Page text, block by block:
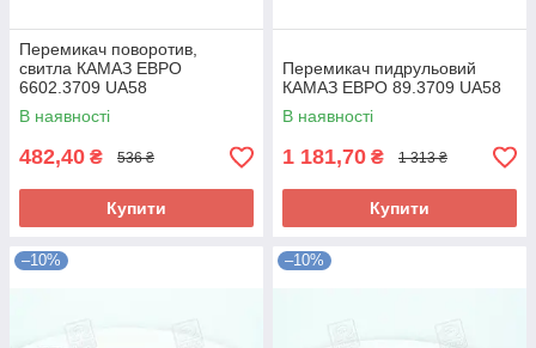
Перемикач поворотив,
свитла КАМАЗ ЕВРО
6602.3709 UA58
В наявності
482,40 ₴ 536 ₴
Купити
Перемикач пидрульовий
КАМАЗ ЕВРО 89.3709 UA58
В наявності
1 181,70 ₴ 1 313 ₴
Купити
–10% –10%